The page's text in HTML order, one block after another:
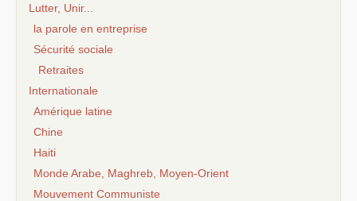
Lutter, Unir...
la parole en entreprise
Sécurité sociale
Retraites
Internationale
Amérique latine
Chine
Haiti
Monde Arabe, Maghreb, Moyen-Orient
Mouvement Communiste